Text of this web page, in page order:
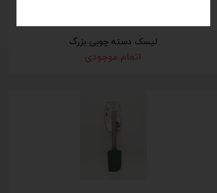
لیسک دسته چوبی بزرگ
اتمام موجودی